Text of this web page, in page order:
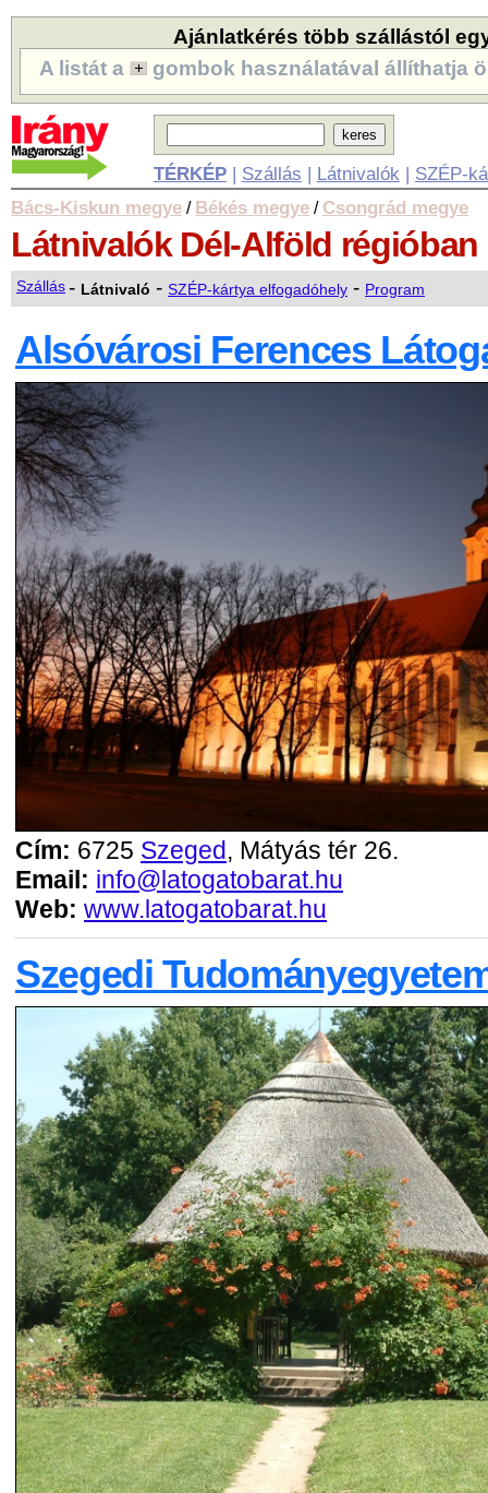
Ajánlatkérés több szállástól
A listát a
gombok használatával állíthatja
TÉRKÉP| Szállás | Látnivalók | SZÉP-
Bács-Kiskun megye / Békés megye / Csongrád megye
Látnivalók Dél-Alföld régióban
Szállás- Látnivaló - SZÉP-kártya elfogadóhely - Program
Alsóvárosi Ferences
Cím: 6725 Szeged, Mátyás tér 26.
Email: info@latogatobarat.hu
Web: www.latogatobarat.hu
Szegedi